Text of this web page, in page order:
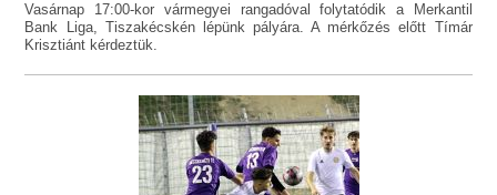
Vasárnap 17:00-kor vármegyei rangadóval folytatódik a Merkantil
Bank Liga, Tiszakécskén lépünk pályára. A mérkőzés előtt Tímár
Krisztiánt kérdeztük.